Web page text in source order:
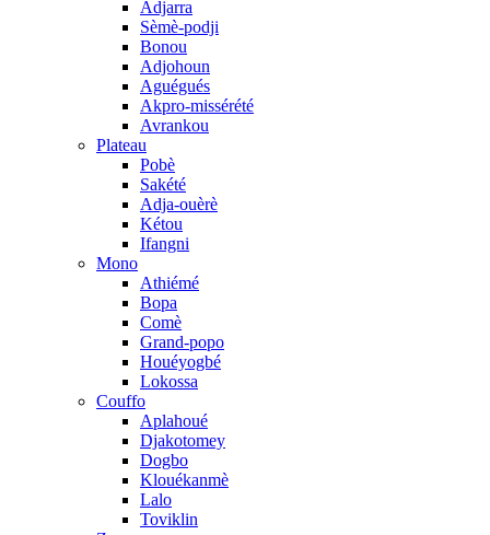
Adjarra
Sèmè-podji
Bonou
Adjohoun
Aguégués
Akpro-missérété
Avrankou
Plateau
Pobè
Sakété
Adja-ouèrè
Kétou
Ifangni
Mono
Athiémé
Bopa
Comè
Grand-popo
Houéyogbé
Lokossa
Couffo
Aplahoué
Djakotomey
Dogbo
Klouékanmè
Lalo
Toviklin